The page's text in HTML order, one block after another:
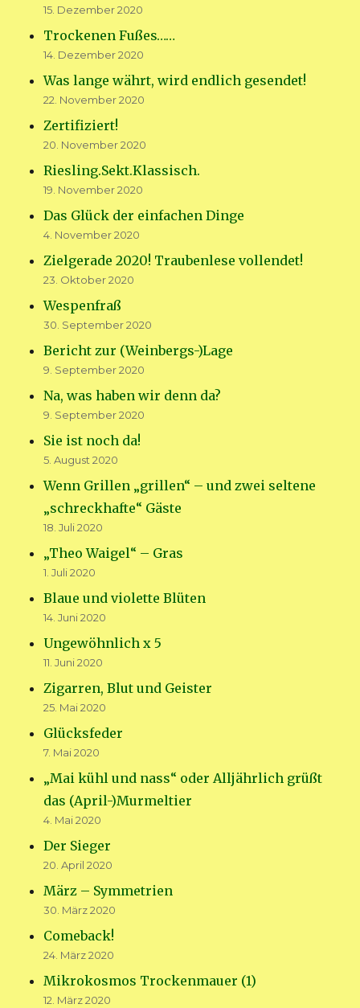
15. Dezember 2020
Trockenen Fußes……
14. Dezember 2020
Was lange währt, wird endlich gesendet!
22. November 2020
Zertifiziert!
20. November 2020
Riesling.Sekt.Klassisch.
19. November 2020
Das Glück der einfachen Dinge
4. November 2020
Zielgerade 2020! Traubenlese vollendet!
23. Oktober 2020
Wespenfraß
30. September 2020
Bericht zur (Weinbergs-)Lage
9. September 2020
Na, was haben wir denn da?
9. September 2020
Sie ist noch da!
5. August 2020
Wenn Grillen „grillen“ – und zwei seltene
„schreckhafte“ Gäste
18. Juli 2020
„Theo Waigel“ – Gras
1. Juli 2020
Blaue und violette Blüten
14. Juni 2020
Ungewöhnlich x 5
11. Juni 2020
Zigarren, Blut und Geister
25. Mai 2020
Glücksfeder
7. Mai 2020
„Mai kühl und nass“ oder Alljährlich grüßt
das (April-)Murmeltier
4. Mai 2020
Der Sieger
20. April 2020
März – Symmetrien
30. März 2020
Comeback!
24. März 2020
Mikrokosmos Trockenmauer (1)
12. März 2020